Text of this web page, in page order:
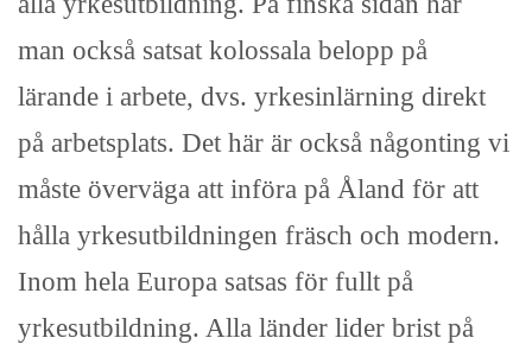
man också satsat kolossala belopp på
lärande i arbete, dvs. yrkesinlärning direkt
på arbetsplats. Det här är också någonting vi
måste överväga att införa på Åland för att
hålla yrkesutbildningen fräsch och modern.
Inom hela Europa satsas för fullt på
yrkesutbildning. Alla länder lider brist på